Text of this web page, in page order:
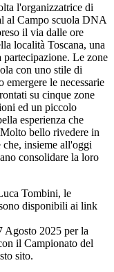
l'organizzatrice di
al Campo scuola DNA
il via dalle ore
località Toscana, una
partecipazione. Le zone
con uno stile di
emergere le necessarie
su cinque zone
ed un piccolo
esperienza che
bello rivedere in
insieme all'oggi
consolidare la loro
Tombini, le
disponibili ai link
Agosto 2025 per la
il Campionato del
sito.